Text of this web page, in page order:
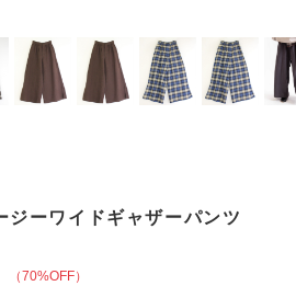
ジーワイドギャザーパンツ
（70%OFF）